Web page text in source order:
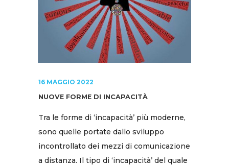
16 MAGGIO 2022
NUOVE FORME DI INCAPACITÀ
Tra le forme di ‘incapacità’ più moderne,
sono quelle portate dallo sviluppo
incontrollato dei mezzi di comunicazione
a distanza. Il tipo di ‘incapacità’ del quale